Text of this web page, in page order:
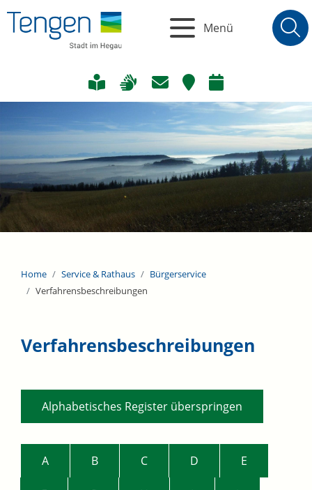
Menü
Home Service & Rathaus
Bürgerservice
Verfahrensbeschreibungen
Verfahrensbeschreibungen
Alphabetisches Register überspringen
A B C D E